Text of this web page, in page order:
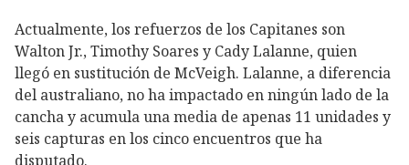
Actualmente, los refuerzos de los Capitanes son
Walton Jr., Timothy Soares y Cady Lalanne, quien
llegó en sustitución de McVeigh. Lalanne, a diferencia
del australiano, no ha impactado en ningún lado de la
cancha y acumula una media de apenas 11 unidades y
seis capturas en los cinco encuentros que ha
disputado.